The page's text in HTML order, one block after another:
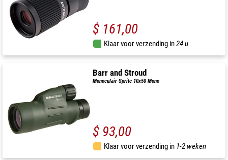
$ 161,00
Klaar voor verzending in24 u
Barr and Stroud
Monoculair Sprite 10x50 Mono
$ 93,00
Klaar voor verzending in 1-2 weken